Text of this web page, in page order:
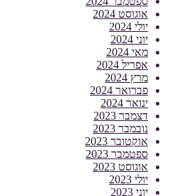
אוגוסט 2024
יולי 2024
יוני 2024
מאי 2024
אפריל 2024
מרץ 2024
פברואר 2024
ינואר 2024
דצמבר 2023
נובמבר 2023
אוקטובר 2023
ספטמבר 2023
אוגוסט 2023
יולי 2023
יוני 2023